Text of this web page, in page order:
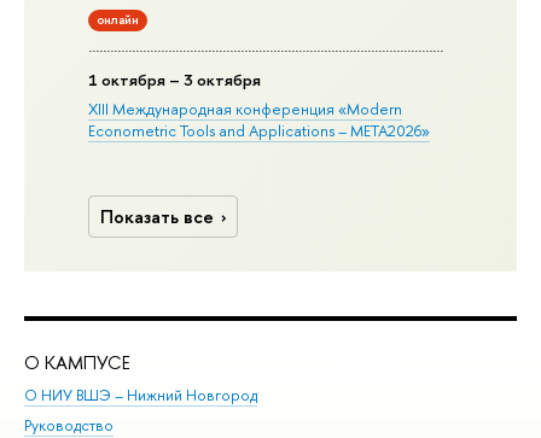
онлайн
1 октября – 3 октября
XIII Международная конференция «Modern
Econometric Tools and Applications – META2026»
Показать все
О КАМПУСЕ
О НИУ ВШЭ – Нижний Новгород
Руководство